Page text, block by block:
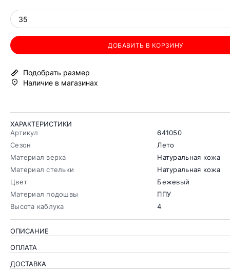
35
ДОБАВИТЬ В КОРЗИНУ
Подобрать размер
Наличие в магазинах
ХАРАКТЕРИСТИКИ
Артикул
641050
Сезон
Лето
Материал верха
Натуральная кожа
Материал стельки
Натуральная кожа
Цвет
Бежевый
Материал подошвы
ППУ
Высота каблука
4
ОПИСАНИЕ
ОПЛАТА
ДОСТАВКА